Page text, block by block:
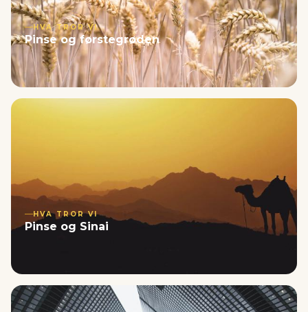
HVA TROR VI
Pinse og førstegrøden
HVA TROR VI
Pinse og Sinai